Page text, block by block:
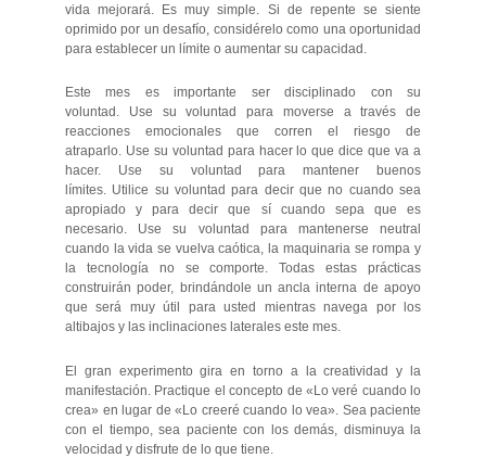
vida mejorará. Es muy simple. Si de repente se siente
oprimido por un desafío, considérelo como una oportunidad
para establecer un límite o aumentar su capacidad.
Este mes es importante ser disciplinado con su
voluntad. Use su voluntad para moverse a través de
reacciones emocionales que corren el riesgo de
atraparlo. Use su voluntad para hacer lo que dice que va a
hacer. Use su voluntad para mantener buenos
límites. Utilice su voluntad para decir que no cuando sea
apropiado y para decir que sí cuando sepa que es
necesario. Use su voluntad para mantenerse neutral
cuando la vida se vuelva caótica, la maquinaria se rompa y
la tecnología no se comporte. Todas estas prácticas
construirán poder, brindándole un ancla interna de apoyo
que será muy útil para usted mientras navega por los
altibajos y las inclinaciones laterales este mes.
El gran experimento gira en torno a la creatividad y la
manifestación. Practique el concepto de «Lo veré cuando lo
crea» en lugar de «Lo creeré cuando lo vea». Sea paciente
con el tiempo, sea paciente con los demás, disminuya la
velocidad y disfrute de lo que tiene.